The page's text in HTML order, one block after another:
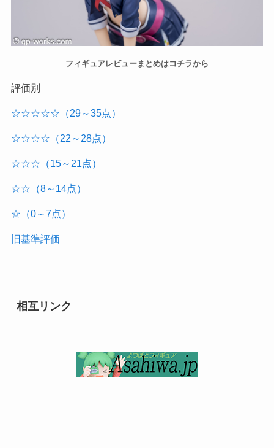
フィギュアレビューまとめはコチラから
評価別
☆☆☆☆☆（29～35点）
☆☆☆☆（22～28点）
☆☆☆（15～21点）
☆☆（8～14点）
☆（0～7点）
旧基準評価
相互リンク